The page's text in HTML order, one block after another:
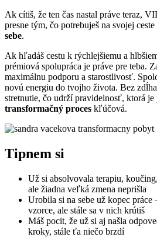
Ak cítiš, že ten čas nastal práve teraz,
presne tým, čo potrebuješ na svojej
sebe.
Ak hľadáš cestu k rýchlejšiemu a
prémiová spolupráca je práve pre teba.
maximálnu podporu a starostlivosť.
novú energiu do tvojho života. Bez
stretnutie, čo udrží pravidelnosť, ktorá je
transformačný proces kľúčová.
Tipnem si
Už si absolvovala terapiu,
ale žiadna veľká zmena neprišla
Urobila si na sebe už kopec práce
vzorce, ale stále sa v nich krútiš
Máš pocit, že už si aj našla
kroky, stále ťa niečo brzdí